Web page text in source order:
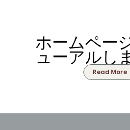
ホームペー
ューアルし
Read More